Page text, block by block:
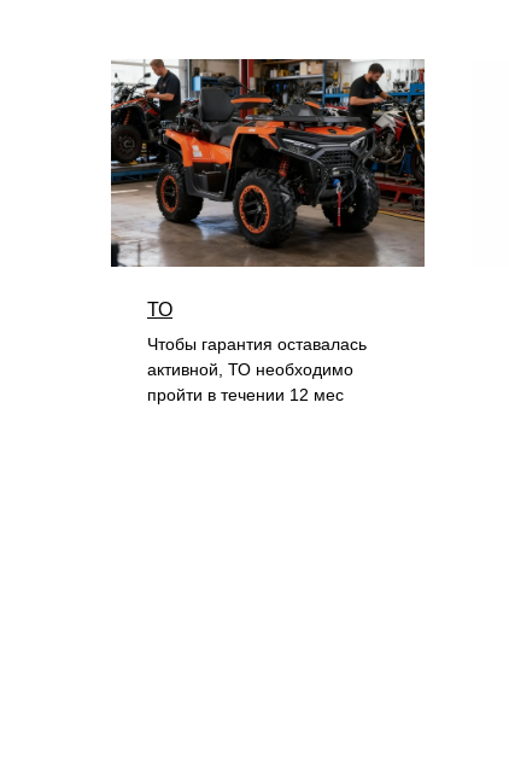
ТО
Чтобы гарантия оставалась
активной, ТО необходимо
пройти в течении 12 мес